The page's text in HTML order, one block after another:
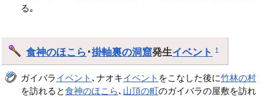
る｡
食神のほこら ･掛軸裏の洞窟発生イベント †
ガイバライベント ､ナオキイベント をこなした後に竹林の村
を訪れると食神のほこら､ 山頂の町のガイバラの屋敷を訪れ